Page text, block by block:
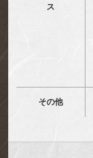
ス
その他